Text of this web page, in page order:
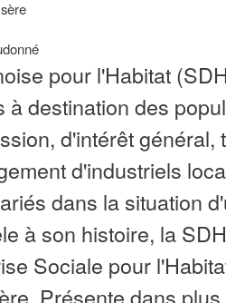
pour l'Habitat
à destination des
d'intérêt général,
d'industriels
dans la situation
à son histoire, la
Sociale pour